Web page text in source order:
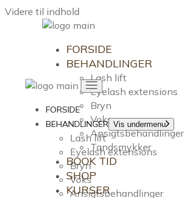
Videre til indhold
FORSIDE
BEHANDLINGER
Lash lift
Eyelash extensions
Bryn
Voks
Ansigtsbehandlinger
Tandsmykker
BOOK TID
SHOP
KURSER
FORSIDE
BEHANDLINGER Vis undermenu
Lash lift
Eyelash extensions
Bryn
Voks
Ansigtsbehandlinger